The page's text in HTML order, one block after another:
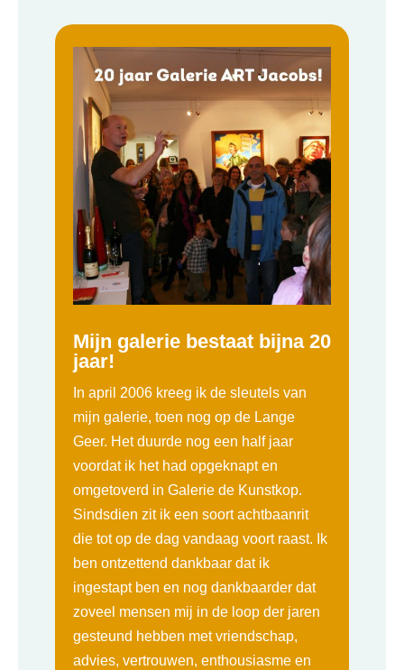
Mijn galerie bestaat bijna 20
jaar!
In april 2006 kreeg ik de sleutels van
mijn galerie, toen nog op de Lange
Geer. Het duurde nog een half jaar
voordat ik het had opgeknapt en
omgetoverd in Galerie de Kunstkop.
Sindsdien zit ik een soort achtbaanrit
die tot op de dag vandaag voort raast. Ik
ben ontzettend dankbaar dat ik
ingestapt ben en nog dankbaarder dat
zoveel mensen mij in de loop der jaren
gesteund hebben met vriendschap,
advies, vertrouwen, enthousiasme en